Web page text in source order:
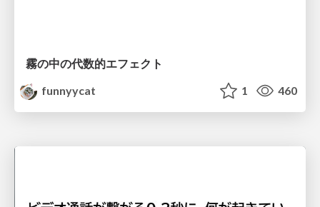
霧の中の代数的エフェクト
funnyycat
1 460